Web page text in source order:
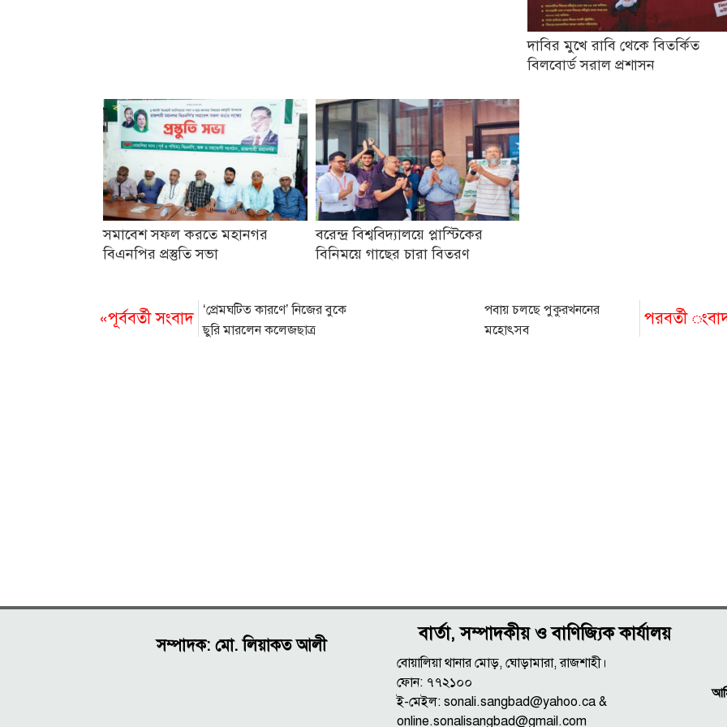
দাবির মুখে রাবি থেকে বিতর্কিত
বিলবোর্ড সরাল প্রশাসন
সমাবেশ সফল করতে মহানগর
বিএনপির প্রস্তুতি সভা
বরেন্দ্র বিশ্ববিদ্যালয়ে প্লাস্টিকের
বিনিময়ে গাছের চারা বিতরণ
«পূর্ববর্তী সংবাদ ‘প্রেমঘটিত কারণে’ নিজের বুকে
ছুরি মারলেন কলেজছাত্র
পরবর্তী
পবায় চলছে পুকুরখননের
মহোৎসব
সম্পাদক: মো. লিয়াকত আলী
বার্তা, সম্পাদকীয় ও বাণিজ্যিক কার্যালয়
বোয়ালিয়া থানার মোড়, ঘোড়ামারা, রাজশাহী।
ফোন: ৭৭২১০০
ই-মেইল: sonali.sangbad@yahoo.ca &
online.sonalisangbad@gmail.com